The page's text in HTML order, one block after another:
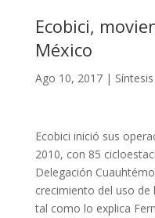
Ecobici,
México
Ago 10, 2017| Síntesis
Ecobici inició sus
2010, con 85
Delegación
crecimiento del uso de
tal como lo explica